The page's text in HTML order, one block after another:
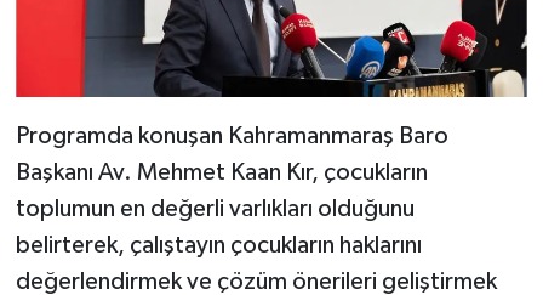
Programda konuşan Kahramanmaraş Baro
Başkanı Av. Mehmet Kaan Kır, çocukların
toplumun en değerli varlıkları olduğunu
belirterek, çalıştayın çocukların haklarını
değerlendirmek ve çözüm önerileri geliştirmek